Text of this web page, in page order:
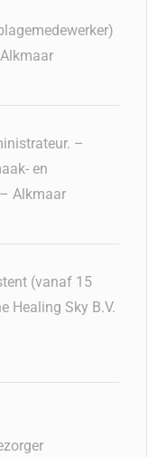
–
en
Alkmaar
(vanaf 15
Healing Sky B.V.